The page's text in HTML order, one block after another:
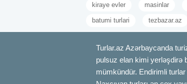
kiraye evler masinlar
batumi turlari tezbazar.az
Turlar.az Azərbaycanda
pulsuz elan kimi yerləşdirə
mümkündür. Endirimli